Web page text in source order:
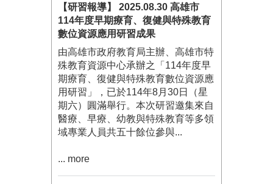
【研習報導】 2025.08.30 高雄市
114年度早期療育、復健與特殊教育
數位資源應用研習成果
由高雄市政府教育局主辦、高雄市特
殊教育資源中心承辦之「114年度早
期療育、復健與特殊教育數位資源應
用研習」，已於114年8月30日（星
期六）圓滿舉行。本次研習邀集來自
醫療、早療、幼教與特殊教育等多領
域專業人員共五十餘位參與...
... more